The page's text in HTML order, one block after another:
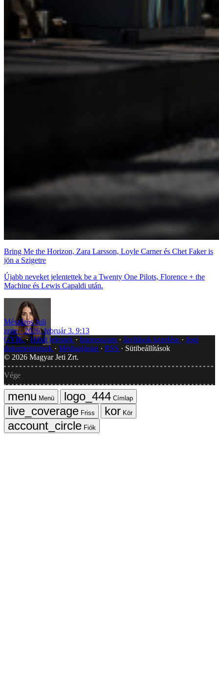
Bring Me the Horizon, Zara Larsson, Loyle Carner és Chet Faker is
jön a Szigetre
Újabb neveket jelentettek be a Twenty One Pilots, Florence + the
Machine és Lewis Capaldi után.
Mészáros Juli
zene
2026. február 3. 9:13
GYIK Hibát jelentek Impresszum Javítások kezelése
Jogi
dokumentumok
Médiaajánlat RSS
Sütibeállítások
© 2026 Magyar Jeti Zrt.
Vége
Menü
Címlap
Friss
Kör
Fiók